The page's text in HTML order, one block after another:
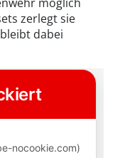
zerlegt sie
dabei